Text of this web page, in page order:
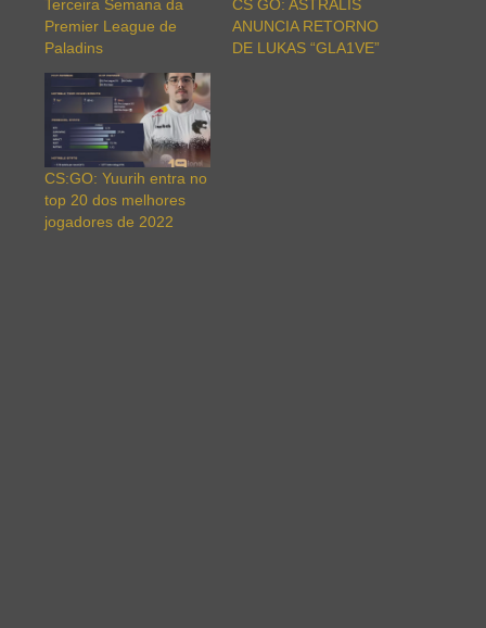
Terceira Semana da
Premier League de
Paladins
CS GO: ASTRALIS
ANUNCIA RETORNO
DE LUKAS “GLA1VE”
CS:GO: Yuurih entra no
top 20 dos melhores
jogadores de 2022